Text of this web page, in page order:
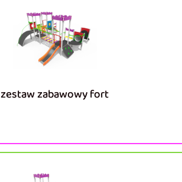
zestaw zabawowy fort